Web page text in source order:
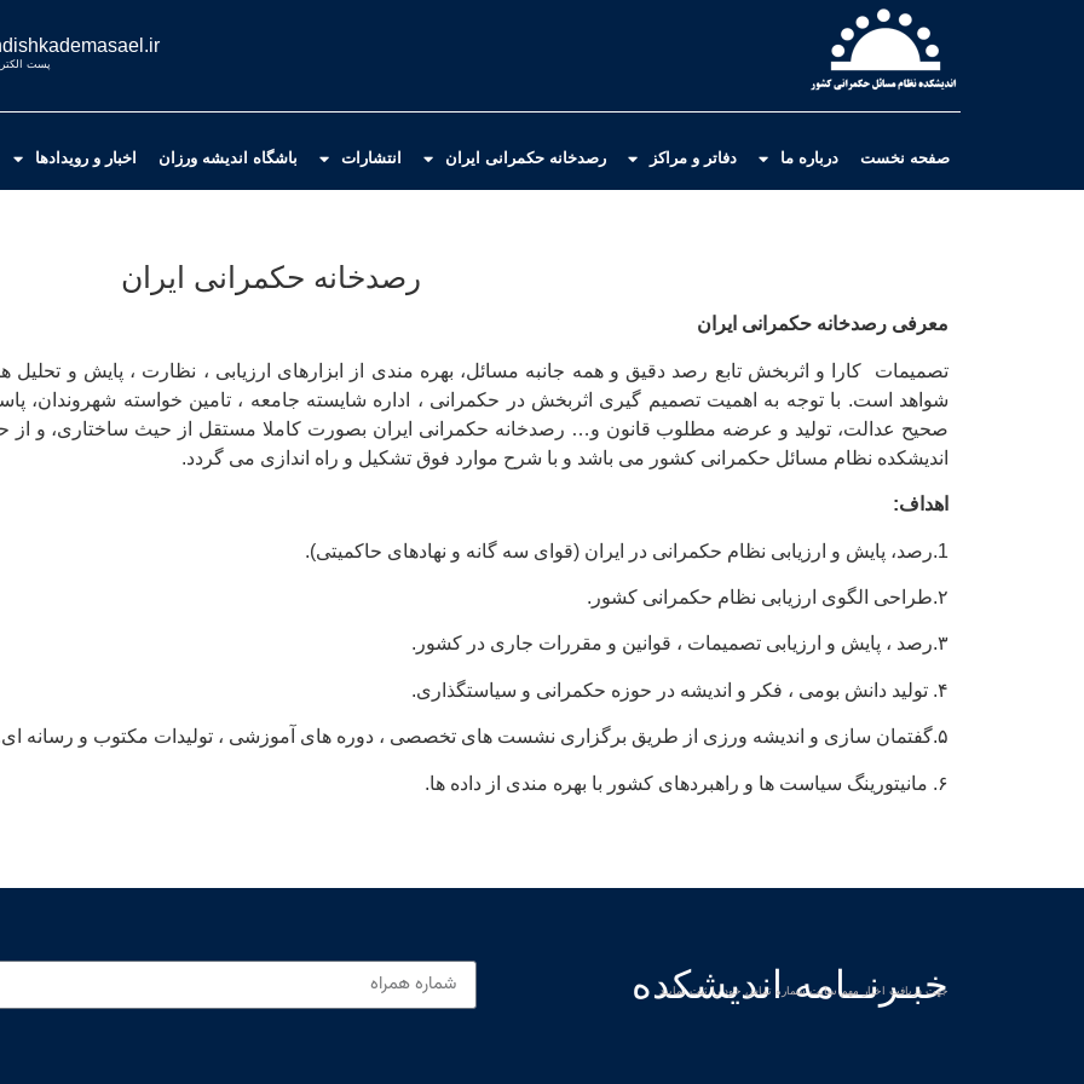
پست
صفحه نخست درباره ما دفاتر و مراکز رصدخانه حکمرانی ایران انتشارات باشگاه اندیشه ورزان اخبار و رویدادها
رصدخانه حکمرانی ایران
معرفی رصدخانه حکمرانی ایران
تصمیمات کارا و اثربخش تابع رصد دقیق و همه جانبه مسائل، بهره مندی از ابزارهای ارزیابی ، نظارت ، پایش و تحلیل
شواهد است. با توجه به اهمیت تصمیم گیری اثربخش در حکمرانی ، اداره شایسته جامعه ، تامین خواسته شهروندان،
صحیح عدالت، تولید و عرضه مطلوب قانون و… رصدخانه حکمرانی ایران بصورت کاملا مستقل از حیث ساختاری، و از
اندیشکده نظام مسائل حکمرانی کشور می باشد و با شرح موارد فوق تشکیل و راه اندازی می گردد.
اهداف:
1.رصد، پایش و ارزیابی نظام حکمرانی در ایران (قوای سه گانه و نهادهای حاکمیتی).
۲.طراحی الگوی ارزیابی نظام حکمرانی کشور.
۳.رصد ، پایش و ارزیابی تصمیمات ، قوانین و مقررات جاری در کشور.
۴. تولید دانش بومی ، فکر و اندیشه در حوزه حکمرانی و سیاستگذاری.
۵.گفتمان سازی و اندیشه ورزی از طریق برگزاری نشست های تخصصی ، دوره های آموزشی ، تولیدات مکتوب و رسانه ای.
۶. مانیتورینگ سیاست ها و راهبردهای کشور با بهره مندی از داده ها.
خبـرنــامه اندیشکده
جهت دریافت اخبار مهم سایت شماره تماس خود را ثبت نمایید